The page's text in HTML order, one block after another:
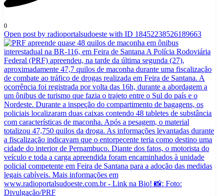
0
Open post by radioportalsudoeste with ID 18452238526189663